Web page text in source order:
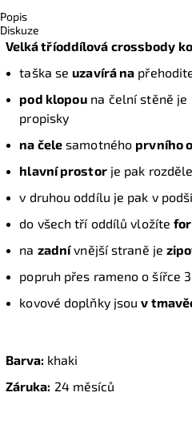
Popis
Diskuze
Velká tříoddílová crossbody
taška seuzavírá na
pod klopouna čelní stěně je
propisky
na čele samotného prvního
hlavní prostorje pak
v druhou oddílu je pak v
do všech tří oddílů vložíte
na zadnívnější straně je
popruh přes rameno o šířce
kovové doplňky jsouv
Barva: khaki
Záruka: 24 měsíců